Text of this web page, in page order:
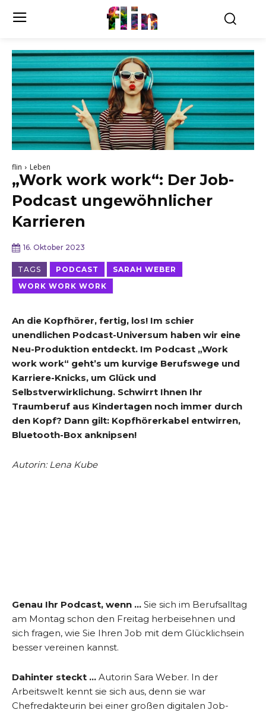
flin
flin Leben
„Work work work“: Der Job-
Podcast ungewöhnlicher
Karrieren
16. Oktober 2023
TAGS PODCAST
SARAH WEBER
WORK WORK WORK
An die Kopfhörer, fertig, los! Im schier
unendlichen Podcast-Universum haben wir eine
Neu-Produktion entdeckt. Im Podcast „Work
work work“ geht’s um kurvige Berufswege und
Karriere-Knicks, um Glück und
Selbstverwirklichung. Schwirrt Ihnen Ihr
Traumberuf aus Kindertagen noch immer durch
den Kopf? Dann gilt: Kopfhörerkabel entwirren,
Bluetooth-Box anknipsen!
Autorin: Lena Kube
Genau Ihr Podcast, wenn … Sie sich im Berufsalltag
am Montag schon den Freitag herbeisehnen und
sich fragen, wie Sie Ihren Job mit dem Glücklichsein
besser vereinen kannst.
Dahinter steckt … Autorin Sara Weber. In der
Arbeitswelt kennt sie sich aus, denn sie war
Chefredakteurin bei einer großen digitalen Job-